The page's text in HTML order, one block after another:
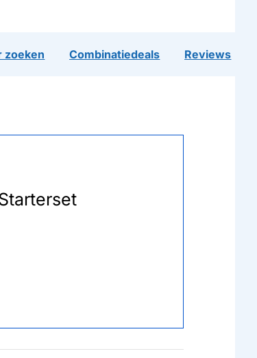
zoeken Combinatiedeals Reviews